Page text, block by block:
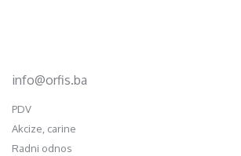
info@orfis.ba
PDV
Akcize, carine
Radni odnos